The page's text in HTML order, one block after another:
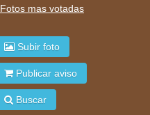
Fotos mas votadas
Subir foto
Publicar aviso
Buscar